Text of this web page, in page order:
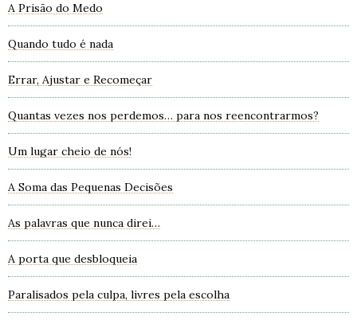
A Prisão do Medo
Quando tudo é nada
Errar, Ajustar e Recomeçar
Quantas vezes nos perdemos… para nos reencontrarmos?
Um lugar cheio de nós!
A Soma das Pequenas Decisões
As palavras que nunca direi…
A porta que desbloqueia
Paralisados pela culpa, livres pela escolha